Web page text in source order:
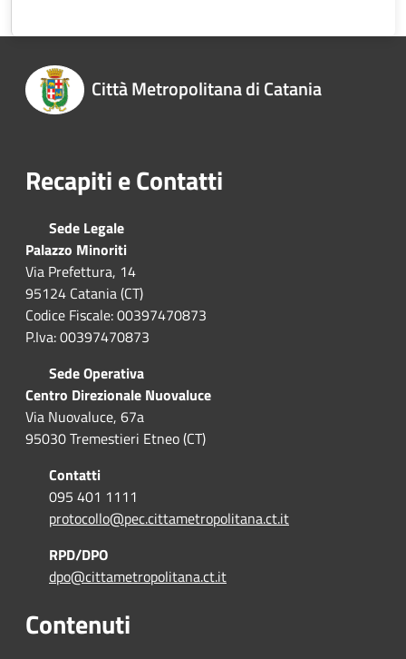
Città Metropolitana di Catania
Recapiti e Contatti
Sede Legale
Palazzo Minoriti
Via Prefettura, 14
95124 Catania (CT)
Codice Fiscale: 00397470873
P.Iva: 00397470873
Sede Operativa
Centro Direzionale Nuovaluce
Via Nuovaluce, 67a
95030 Tremestieri Etneo (CT)
Contatti
095 401 1111
protocollo@pec.cittametropolitana.ct.it
RPD/DPO
dpo@cittametropolitana.ct.it
Contenuti